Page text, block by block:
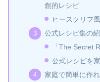
創的レシピ
ヒースクリフ
公式レシピ集の
「The Secret
公式レシピを
家庭で簡単に作